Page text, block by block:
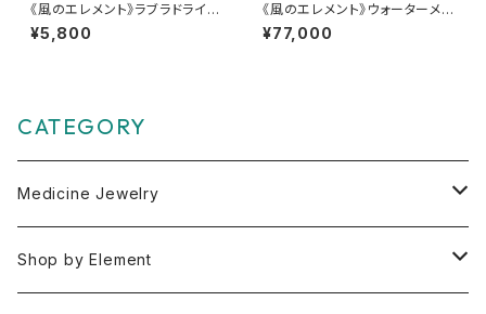
《風のエレメント》ラブラドライ
ト・パーム型【驚きの大変身】
¥5,800
《風のエレメント》ウォーターメロ
ントルマリンダブルチャーム
¥77,000
CATEGORY
Medicine Jewelry
Pendant Charms
Shop by Element